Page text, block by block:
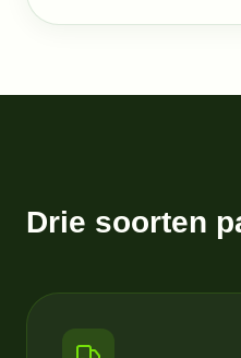
Drie soorten